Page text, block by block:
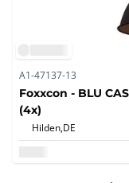
A1-47137-13
Foxxcon - BLU
(4x)
Hilden,DE